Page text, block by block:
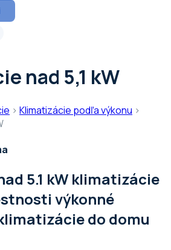
nad 5,1 kW
> Klimatizácie podľa výkonu >
5.1 kW klimatizácie
výkonné
do domu